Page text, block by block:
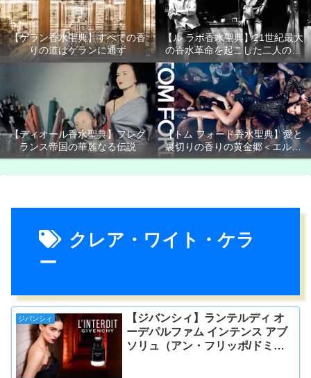
【ゲラン香水聖典】すべての香
りの道はゲランに通ず
【ル ラボ香水聖典】21世紀最大
の香水革命を起こした二人の男
たち
【ディオール香水聖典】フレグ
ランス帝国の華麗なる伝説
【トム フォード香水聖典】愛と
裏切りの香りの黄金郷＜エルド
ラド＞
クレア・ワイト・ケラ
ー
ジバンシィ
【ジバンシィ】ランテルディ オ
ーデパルファム インテンス アブ
ソリュ（アン・フリッポ/ドミニ